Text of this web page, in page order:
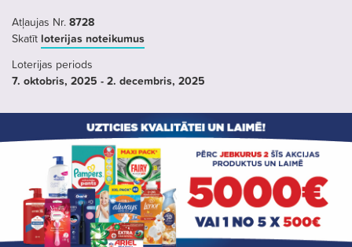
Atļaujas Nr. 8728
Skatīt loterijas noteikumus
Loterijas periods
7. oktobris, 2025 - 2. decembris, 2025